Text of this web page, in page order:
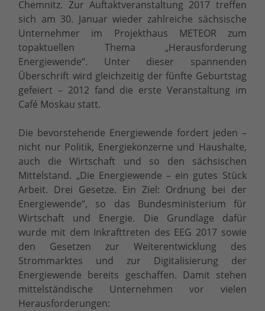
Chemnitz. Zur Auftaktveranstaltung 2017 treffen
sich am 30. Januar wieder zahlreiche sächsische
Unternehmer im Projekthaus METEOR zum
topaktuellen Thema „Herausforderung
Energiewende“. Unter dieser spannenden
Überschrift wird gleichzeitig der fünfte Geburtstag
gefeiert – 2012 fand die erste Veranstaltung im
Café Moskau statt.
Die bevorstehende Energiewende fordert jeden –
nicht nur Politik, Energiekonzerne und Haushalte,
auch die Wirtschaft und so den sächsischen
Mittelstand. „Die Energiewende – ein gutes Stück
Arbeit. Drei Gesetze. Ein Ziel: Ordnung bei der
Energiewende“, so das Bundesministerium für
Wirtschaft und Energie. Die Grundlage dafür
wurde mit dem Inkrafttreten des EEG 2017 sowie
den Gesetzen zur Weiterentwicklung des
Strommarktes und zur Digitalisierung der
Energiewende bereits geschaffen. Damit stehen
mittelständische Unternehmen vor vielen
Herausforderungen: